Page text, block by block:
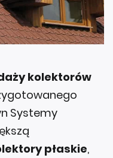
kolektorów
Systemy
płaskie,